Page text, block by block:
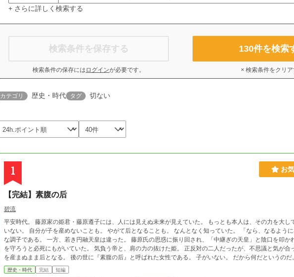
+ さらに詳しく検索する
検索条件を保存する
検索条件の保存には ログインが必要です。
130件を検索
× 検索条件をクリア
カテゴリ 歴史・時代 タグ 切ない
1 お
【完結】素腹の后
碧流
平安時代。 藤原家の姫君・藤原遵子には、人には見えぬ未来が見えていた。 もっとも本人は、その力を大し
いない。 自分が子を産めないことも。 やがて后となることも。 なんとなく知っていた。 「なら、なるよう
な調子である。 一方、若き円融天皇は違った。 藤原氏の思惑に振り回され、「中継ぎの天皇」と陰口を叩か
を守ろうと必死にもがいていた。 気負う帝と、肩の力の抜けた姫。 正反対の二人だったが、不思議と気が合
を産まぬまま后となる。 後の世に『素腹の后』と呼ばれた女性である。 子がいない。 だから何だというの
で自分らしく生きた風変わりな后と、そんな彼女を誰よりも愛した天皇の物語。
歴史・時代 完結 短編